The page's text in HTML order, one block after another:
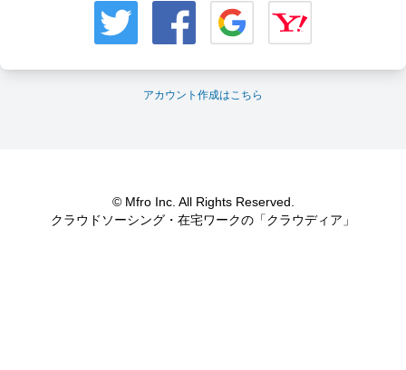
アカウント作成はこちら
© Mfro Inc. All Rights Reserved.
クラウドソーシング・在宅ワークの「クラウディア」